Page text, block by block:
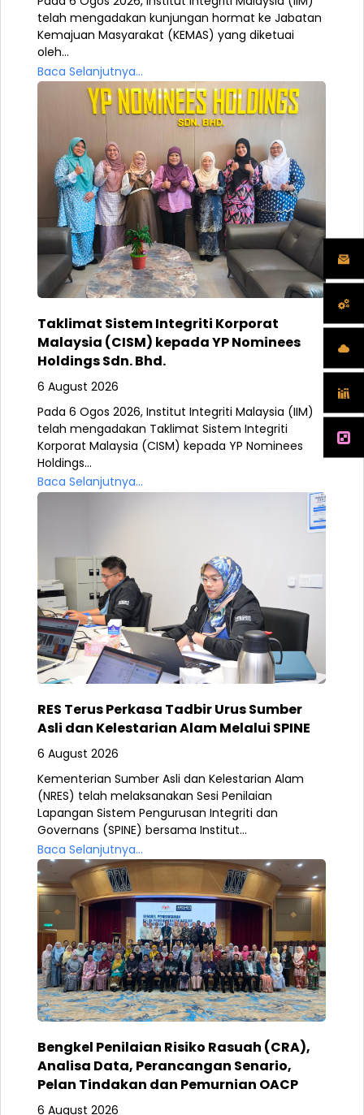
telah mengadakan kunjungan hormat ke Jabatan
Kemajuan Masyarakat (KEMAS) yang diketuai
oleh...
Baca Selanjutnya...
Taklimat Sistem Integriti Korporat
Malaysia (CISM) kepada YP Nominees
Holdings Sdn. Bhd.
6 August 2026
Pada 6 Ogos 2026, Institut Integriti Malaysia (IIM)
telah mengadakan Taklimat Sistem Integriti
Korporat Malaysia (CISM) kepada YP Nominees
Holdings...
Baca Selanjutnya...
RES Terus Perkasa Tadbir Urus Sumber
Asli dan Kelestarian Alam Melalui SPINE
6 August 2026
Kementerian Sumber Asli dan Kelestarian Alam
(NRES) telah melaksanakan Sesi Penilaian
Lapangan Sistem Pengurusan Integriti dan
Governans (SPINE) bersama Institut...
Baca Selanjutnya...
Bengkel Penilaian Risiko Rasuah (CRA),
Analisa Data, Perancangan Senario,
Pelan Tindakan dan Pemurnian OACP
6 August 2026